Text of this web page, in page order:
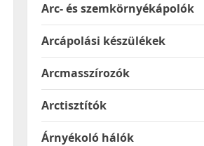
Arc- és szemkörnyékápolók
Arcápolási készülékek
Arcmasszírozók
Arctisztítók
Árnyékoló hálók